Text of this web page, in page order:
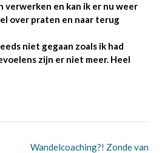
verwerken en kan ik er nu weer
over praten en naar terug
niet gegaan zoals ik had
zijn er niet meer. Heel
Wandelcoaching?! Zonde van